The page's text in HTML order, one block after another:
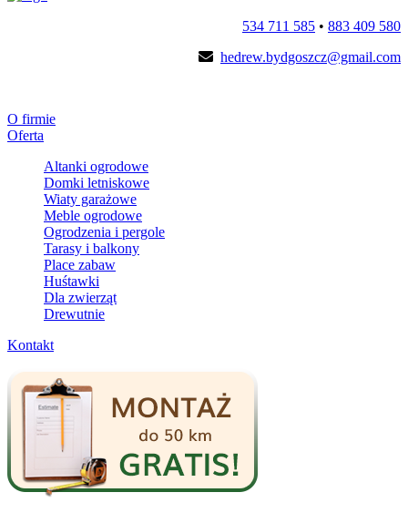
534 711 585 • 883 409 580
hedrew.bydgoszcz@gmail.com
O firmie
Oferta
Altanki ogrodowe
Domki letniskowe
Wiaty garażowe
Meble ogrodowe
Ogrodzenia i pergole
Tarasy i balkony
Place zabaw
Huśtawki
Dla zwierząt
Drewutnie
Kontakt